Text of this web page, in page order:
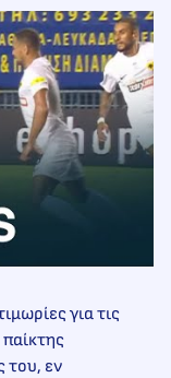
για τις
του, εν